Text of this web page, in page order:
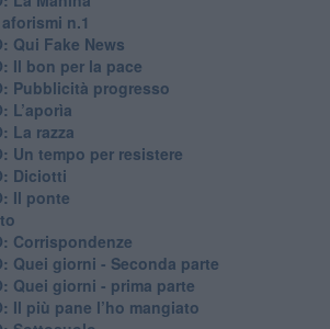
n.1
Qui Fake News
​Il bon per la pace
Pubblicità progresso
L’aporìa
La razza
Un tempo per resistere
Diciotti
Il ponte
Corrispondenze
Quei giorni - Seconda parte
Quei giorni - prima parte
Il più pane l’ho mangiato